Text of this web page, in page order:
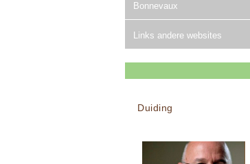
Bonnevaux
Links andere websites
Duiding